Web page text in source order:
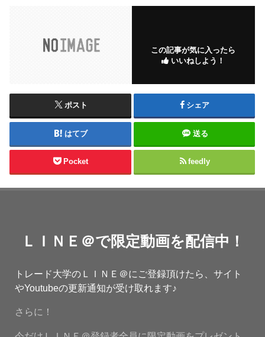
この記事が気に入ったら
いいねしよう！
ポスト シェア
はてブ 送る
Pocket feedly
ＬＩＮＥ＠で限定動画を配信中！
トレード大学のＬＩＮＥ＠にご登録頂けたら、サイト
やYoutubeの更新通知が受け取れます♪
さらに！